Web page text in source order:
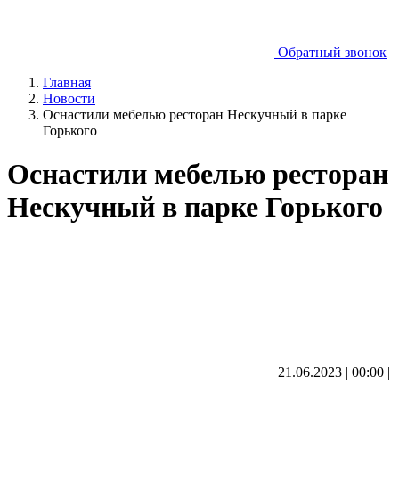
Обратный звонок
Главная
Новости
Оснастили мебелью ресторан Нескучный в парке
Горького
Оснастили мебелью ресторан
Нескучный в парке Горького
21.06.2023 | 00:00 |